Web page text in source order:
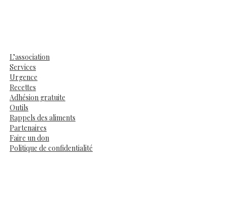
L’association
Services
Urgence
Recettes
Adhésion gratuite
Outils
Rappels des aliments
Partenaires
Faire un don
Politique de confidentialité